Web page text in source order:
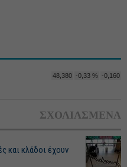
48,380 -0,33 % -0,160
ΣΧΟΛΙΑΣΜΕΝΑ
και κλάδοι έχουν